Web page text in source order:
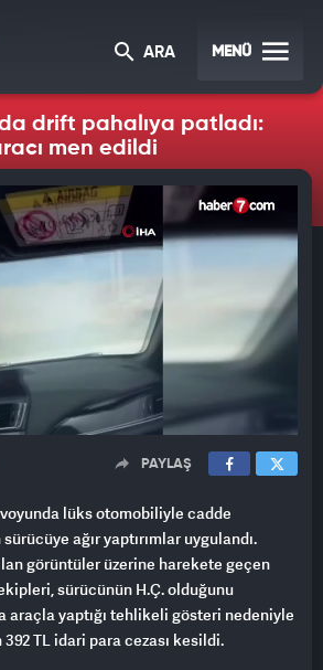
ARA MENÜ
drift pahalıya patladı:
men edildi
PAYLAŞ
lüks otomobiliyle cadde
ağır yaptırımlar uygulandı.
görüntüler üzerine harekete geçen
sürücünün H.Ç. olduğunu
araçla yaptığı tehlikeli gösteri nedeniyle
TL idari para cezası kesildi.